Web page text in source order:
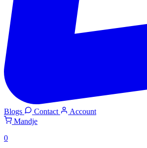
Blogs Contact
Account
Mandje
0